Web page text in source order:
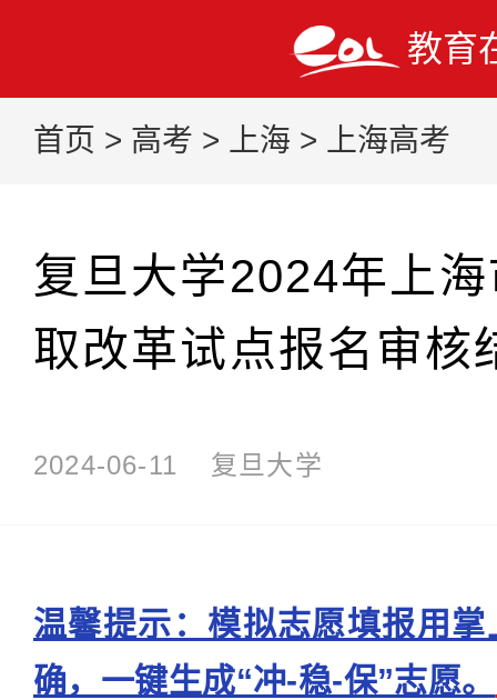
教育
首页 > 高考 > 上海 > 上海高考
复旦大学2024年上
取改革试点报名审核
2024-06-11 复旦大学
温馨提示：模拟志愿填报用
确，一键生成“冲-稳-保”志愿。